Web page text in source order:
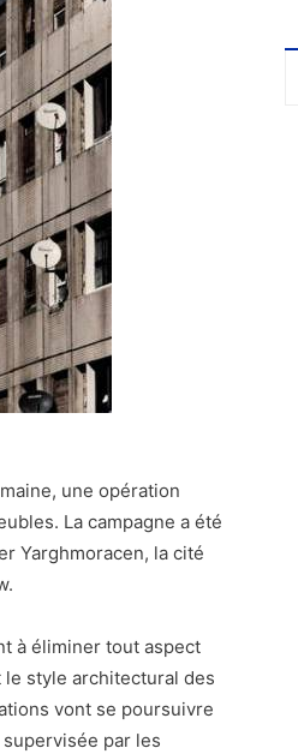
une opération
La campagne a été
Yarghmoracen, la cité
à éliminer tout aspect
style architectural des
vont se poursuivre
supervisée par les